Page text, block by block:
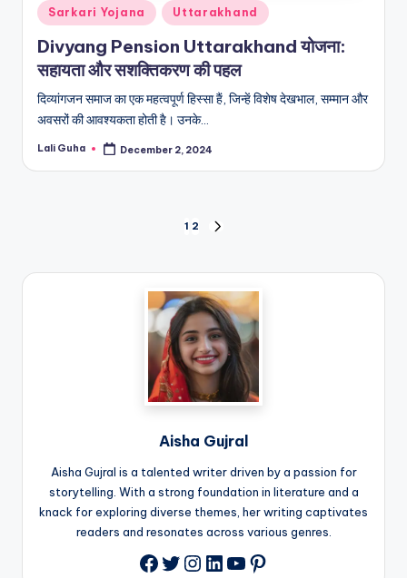
Posted
in
Sarkari Yojana Uttarakhand
Divyang Pension Uttarakhand योजना:
सहायता और सशक्तिकरण की पहल
दिव्यांगजन समाज का एक महत्वपूर्ण हिस्सा हैं, जिन्हें विशेष देखभाल, सम्मान और
अवसरों की आवश्यकता होती है। उनके…
Posted
Lali Guha December 2, 2024
pagination
1 2
Aisha Gujral
Aisha Gujral is a talented writer driven by a passion for
storytelling. With a strong foundation in literature and a
knack for exploring diverse themes, her writing captivates
readers and resonates across various genres.
Facebook
Twitter
Instagram
LinkedIn
YouTube
Pinterest